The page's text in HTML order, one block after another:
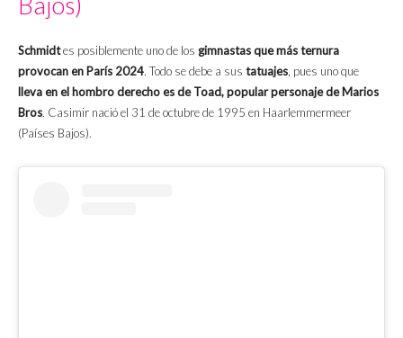
Schmidtes posiblemente uno de los gimnastas que más ternura
provocan en París 2024. Todo se debe a sus tatuajes , pues uno que
lleva en el hombro derecho es de Toad, popular personaje de Marios
Bros. Casimir nació el 31 de octubre de 1995 en Haarlemmermeer
(Países Bajos).